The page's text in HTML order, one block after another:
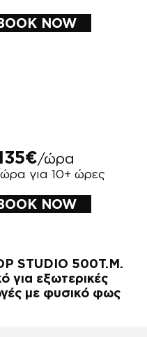
NOW
/ώρα
για 10+ ώρες
NOW
STUDIO 500Τ.Μ.
για εξωτερικές
με φυσικό φως